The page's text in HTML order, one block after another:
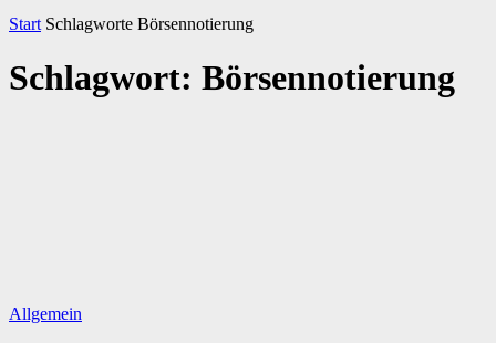
Start Schlagworte Börsennotierung
Schlagwort: Börsennotierung
Allgemein